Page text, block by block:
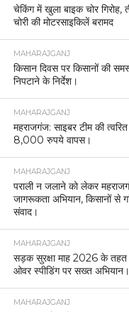
-सोशल मीडिया पर भड़काऊ
की जाएगी।